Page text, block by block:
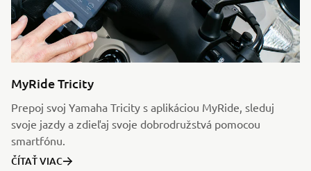
MyRide Tricity
Prepoj svoj Yamaha Tricity s aplikáciou MyRide, sleduj
svoje jazdy a zdieľaj svoje dobrodružstvá pomocou
smartfónu.
ČÍTAŤ VIAC